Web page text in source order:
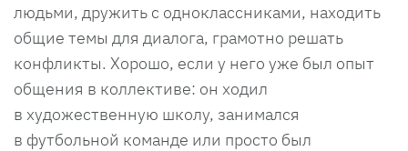
людьми, дружить с одноклассниками, находить
общие темы для диалога, грамотно решать
конфликты. Хорошо, если у него уже был опыт
общения в коллективе: он ходил
в художественную школу, занимался
в футбольной команде или просто был